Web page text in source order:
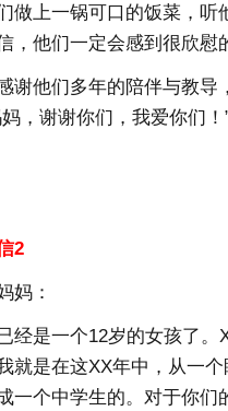
做上一锅可口的饭菜，听
，他们一定会感到很欣慰
谢他们多年的陪伴与教导
妈，谢谢你们，我爱你们！
2
妈：
经是一个12岁的女孩了。
就是在这XX年中，从一
一个中学生的。对于你们